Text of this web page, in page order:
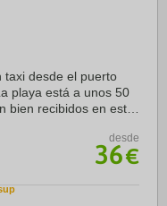
taxi desde el puerto
playa está a unos 50
bien recibidos en este
desde
36€